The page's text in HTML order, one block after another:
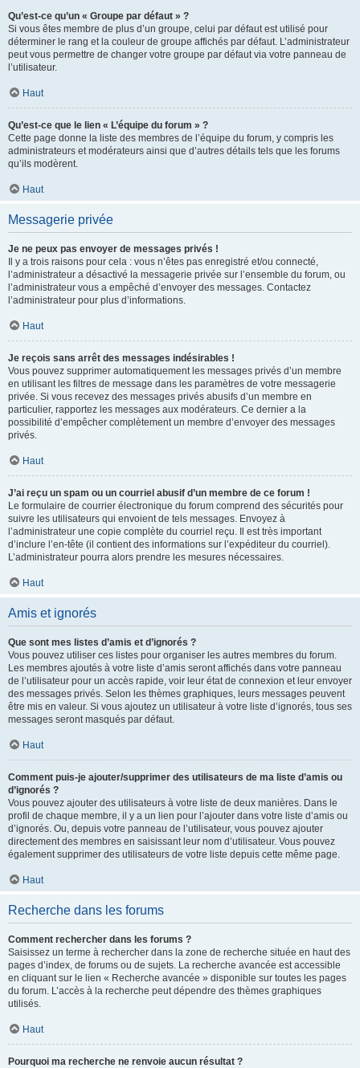
Qu’est-ce qu’un « Groupe par défaut » ?
Si vous êtes membre de plus d’un groupe, celui par défaut est utilisé pour
déterminer le rang et la couleur de groupe affichés par défaut. L’administrateur
peut vous permettre de changer votre groupe par défaut via votre panneau de
l’utilisateur.
Haut
Qu’est-ce que le lien « L’équipe du forum » ?
Cette page donne la liste des membres de l’équipe du forum, y compris les
administrateurs et modérateurs ainsi que d’autres détails tels que les forums
qu’ils modèrent.
Haut
Messagerie privée
Je ne peux pas envoyer de messages privés !
Il y a trois raisons pour cela : vous n’êtes pas enregistré et/ou connecté,
l’administrateur a désactivé la messagerie privée sur l’ensemble du forum, ou
l’administrateur vous a empêché d’envoyer des messages. Contactez
l’administrateur pour plus d’informations.
Haut
Je reçois sans arrêt des messages indésirables !
Vous pouvez supprimer automatiquement les messages privés d’un membre
en utilisant les filtres de message dans les paramètres de votre messagerie
privée. Si vous recevez des messages privés abusifs d’un membre en
particulier, rapportez les messages aux modérateurs. Ce dernier a la
possibilité d’empêcher complètement un membre d’envoyer des messages
privés.
Haut
J’ai reçu un spam ou un courriel abusif d’un membre de ce forum !
Le formulaire de courrier électronique du forum comprend des sécurités pour
suivre les utilisateurs qui envoient de tels messages. Envoyez à
l’administrateur une copie complète du courriel reçu. Il est très important
d’inclure l’en-tête (il contient des informations sur l’expéditeur du courriel).
L’administrateur pourra alors prendre les mesures nécessaires.
Haut
Amis et ignorés
Que sont mes listes d’amis et d’ignorés ?
Vous pouvez utiliser ces listes pour organiser les autres membres du forum.
Les membres ajoutés à votre liste d’amis seront affichés dans votre panneau
de l’utilisateur pour un accès rapide, voir leur état de connexion et leur envoyer
des messages privés. Selon les thèmes graphiques, leurs messages peuvent
être mis en valeur. Si vous ajoutez un utilisateur à votre liste d’ignorés, tous ses
messages seront masqués par défaut.
Haut
Comment puis-je ajouter/supprimer des utilisateurs de ma liste d’amis ou
d’ignorés ?
Vous pouvez ajouter des utilisateurs à votre liste de deux manières. Dans le
profil de chaque membre, il y a un lien pour l’ajouter dans votre liste d’amis ou
d’ignorés. Ou, depuis votre panneau de l’utilisateur, vous pouvez ajouter
directement des membres en saisissant leur nom d’utilisateur. Vous pouvez
également supprimer des utilisateurs de votre liste depuis cette même page.
Haut
Recherche dans les forums
Comment rechercher dans les forums ?
Saisissez un terme à rechercher dans la zone de recherche située en haut des
pages d’index, de forums ou de sujets. La recherche avancée est accessible
en cliquant sur le lien « Recherche avancée » disponible sur toutes les pages
du forum. L’accès à la recherche peut dépendre des thèmes graphiques
utilisés.
Haut
Pourquoi ma recherche ne renvoie aucun résultat ?